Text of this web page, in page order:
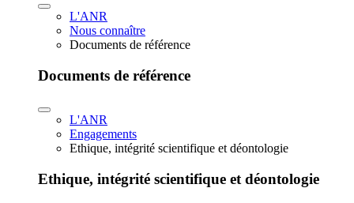
L'ANR
Nous connaître
Documents de référence
Documents de référence
L'ANR
Engagements
Ethique, intégrité scientifique et déontologie
Ethique, intégrité scientifique et déontologie